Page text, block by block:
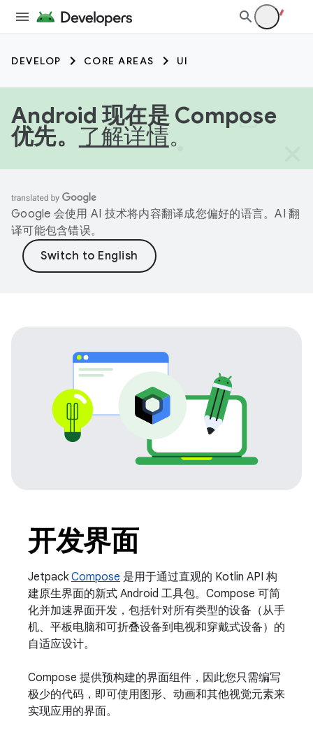
DEVELOP CORE AREAS UI
Android 现在是 Compose
优先。 了解详情。
Google 会使用 AI 技术将内容翻译成您偏好的语言。AI 翻
译可能包含错误。
开发界面
Jetpack Compose 是用于通过直观的 Kotlin API 构
建原生界面的新式 Android 工具包。Compose 可简
化并加速界面开发，包括针对所有类型的设备（从手
机、平板电脑和可折叠设备到电视和穿戴式设备）的
自适应设计。
Compose 提供预构建的界面组件，因此您只需编写
极少的代码，即可使用图形、动画和其他视觉元素来
实现应用的界面。